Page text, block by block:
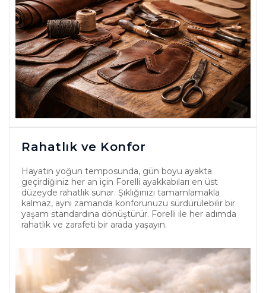
Rahatlık ve Konfor
Hayatın yoğun temposunda, gün boyu ayakta
geçirdiğiniz her an için Forelli ayakkabıları en üst
düzeyde rahatlık sunar. Şıklığınızı tamamlamakla
kalmaz, aynı zamanda konforunuzu sürdürülebilir bir
yaşam standardına dönüştürür. Forelli ile her adımda
rahatlık ve zarafeti bir arada yaşayın.